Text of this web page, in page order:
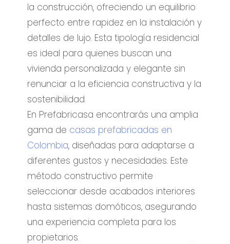
la construcción, ofreciendo un equilibrio
perfecto entre rapidez en la instalación y
detalles de lujo. Esta tipología residencial
es ideal para quienes buscan una
vivienda personalizada y elegante sin
renunciar a la eficiencia constructiva y la
sostenibilidad.
En Prefabricasa encontrarás una amplia
gama de casas prefabricadas en
Colombia, diseñadas para adaptarse a
diferentes gustos y necesidades. Este
método constructivo permite
seleccionar desde acabados interiores
hasta sistemas domóticos, asegurando
una experiencia completa para los
propietarios.